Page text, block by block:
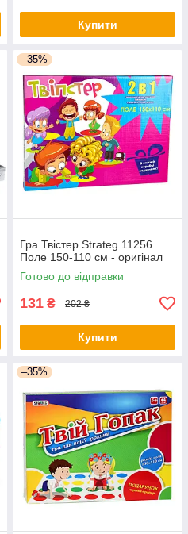
Купити
–35%
Гра Твістер Strateg 11256
Поле 150-110 см - оригінал
Готово до відправки
131 ₴ 202 ₴
Купити
–35%